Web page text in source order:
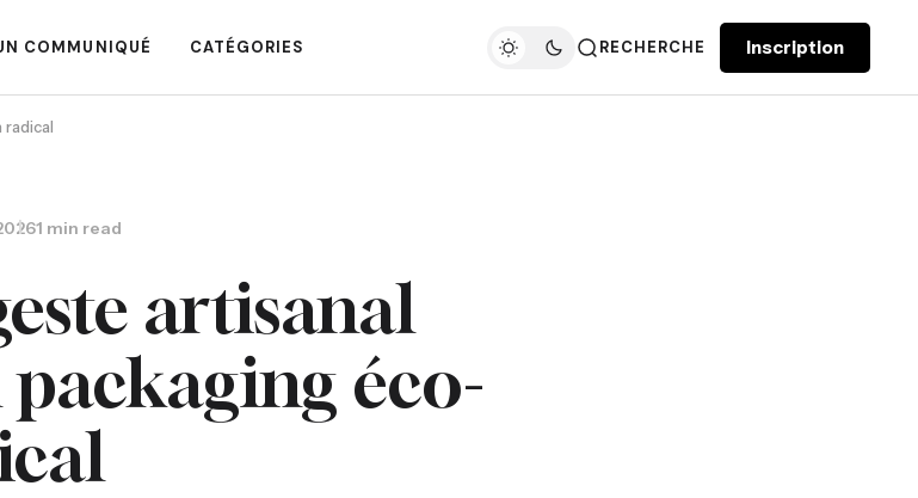
COMMUNIQUÉ CATÉGORIES RECHERCHE Inscription
1 min read
artisanal
éco-